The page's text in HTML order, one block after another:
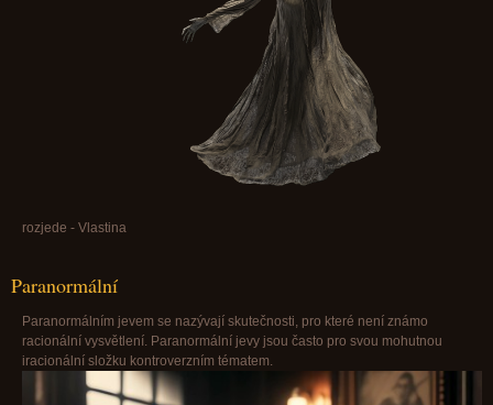
rozjede - Vlastina
Paranormální
Paranormálním jevem se nazývají skutečnosti, pro které není známo
racionální vysvětlení. Paranormální jevy jsou často pro svou mohutnou
iracionální složku kontroverzním tématem.